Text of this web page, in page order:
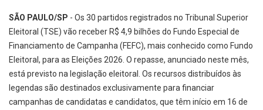
SÃO PAULO/SP - Os 30 partidos registrados no Tribunal Superior
Eleitoral (TSE) vão receber R$ 4,9 bilhões do Fundo Especial de
Financiamento de Campanha (FEFC), mais conhecido como Fundo
Eleitoral, para as Eleições 2026. O repasse, anunciado neste mês,
está previsto na legislação eleitoral. Os recursos distribuídos às
legendas são destinados exclusivamente para financiar
campanhas de candidatas e candidatos, que têm início em 16 de